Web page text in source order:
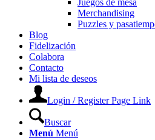
Juegos de mesa
Merchandising
Puzzles y
Blog
Fidelización
Colabora
Contacto
Mi lista de deseos
Login / Register Page Link
Buscar
Menú Menú